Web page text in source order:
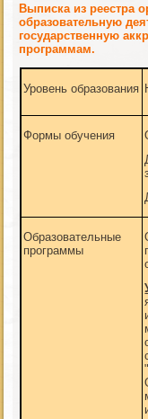
Выписка из реестра
образовательную
государственную
программам.
Уровень образования
Формы обучения
Образовательные
программы